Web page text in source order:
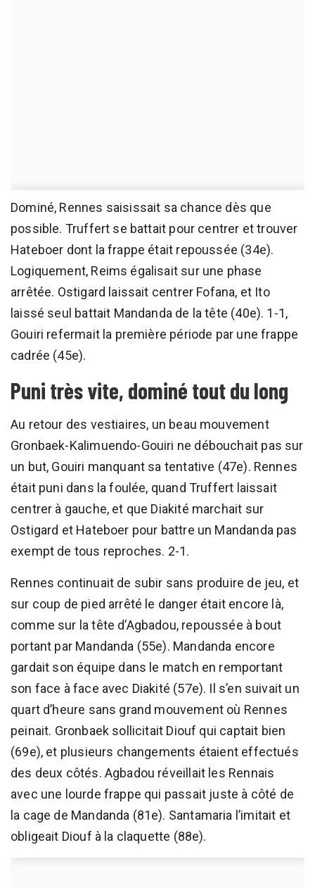
Dominé, Rennes saisissait sa chance dès que
possible. Truffert se battait pour centrer et trouver
Hateboer dont la frappe était repoussée (34e).
Logiquement, Reims égalisait sur une phase
arrêtée. Ostigard laissait centrer Fofana, et Ito
laissé seul battait Mandanda de la tête (40e). 1-1,
Gouiri refermait la première période par une frappe
cadrée (45e).
Puni très vite, dominé tout du long
Au retour des vestiaires, un beau mouvement
Gronbaek-Kalimuendo-Gouiri ne débouchait pas sur
un but, Gouiri manquant sa tentative (47e). Rennes
était puni dans la foulée, quand Truffert laissait
centrer à gauche, et que Diakité marchait sur
Ostigard et Hateboer pour battre un Mandanda pas
exempt de tous reproches. 2-1.
Rennes continuait de subir sans produire de jeu, et
sur coup de pied arrêté le danger était encore là,
comme sur la tête d’Agbadou, repoussée à bout
portant par Mandanda (55e). Mandanda encore
gardait son équipe dans le match en remportant
son face à face avec Diakité (57e). Il s’en suivait un
quart d’heure sans grand mouvement où Rennes
peinait. Gronbaek sollicitait Diouf qui captait bien
(69e), et plusieurs changements étaient effectués
des deux côtés. Agbadou réveillait les Rennais
avec une lourde frappe qui passait juste à côté de
la cage de Mandanda (81e). Santamaria l’imitait et
obligeait Diouf à la claquette (88e).